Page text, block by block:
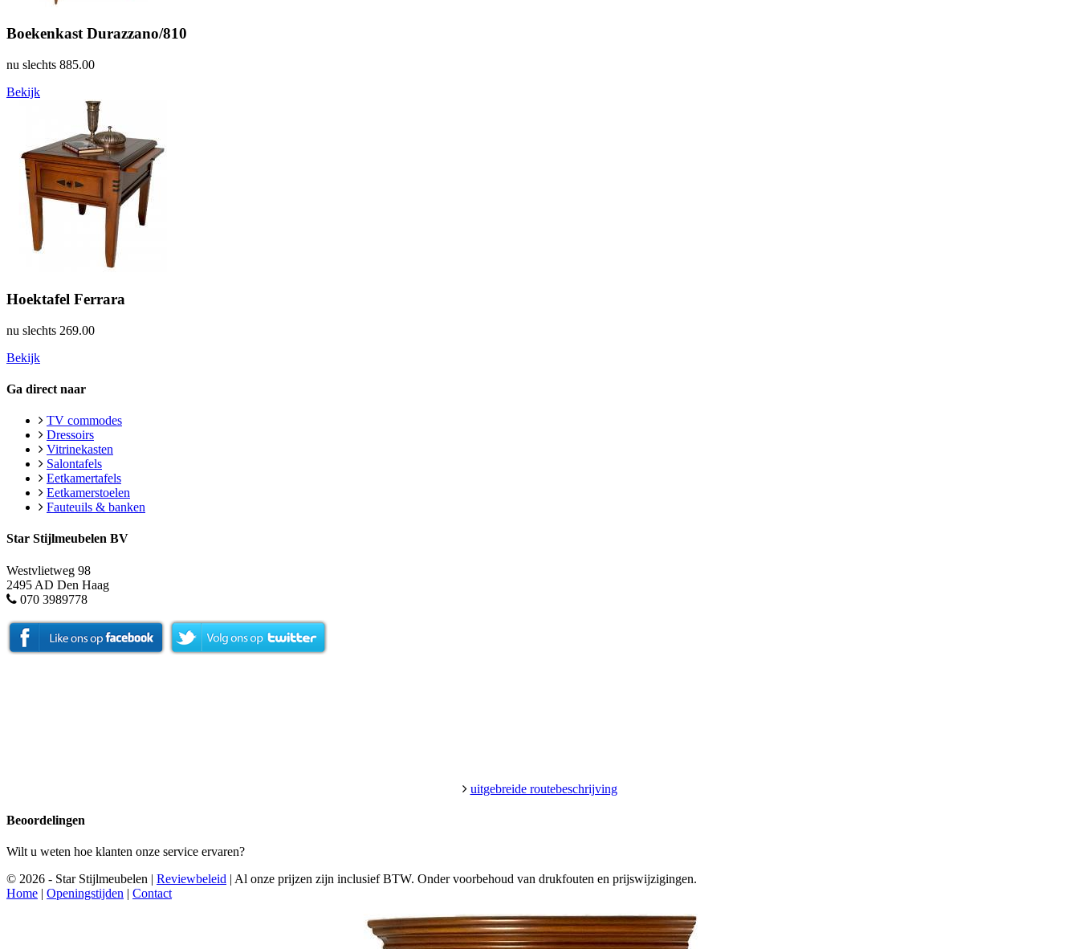
Boekenkast Durazzano/810
nu slechts 885.00
Bekijk
Hoektafel Ferrara
nu slechts 269.00
Bekijk
Ga direct naar
TV commodes
Dressoirs
Vitrinekasten
Salontafels
Eetkamertafels
Eetkamerstoelen
Fauteuils & banken
Star Stijlmeubelen BV
Westvlietweg 98
2495 AD Den Haag
070 3989778
uitgebreide routebeschrijving
Beoordelingen
Wilt u weten hoe klanten onze service ervaren?
© 2026 - Star Stijlmeubelen | Reviewbeleid | Al onze prijzen zijn inclusief BTW. Onder voorbehoud van drukfouten en prijswijzigingen.
Home | Openingstijden | Contact